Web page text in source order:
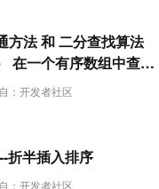
：开发者社区
方法 和 二分查找算法
在一个有序数组中查找
：开发者社区
折半插入排序